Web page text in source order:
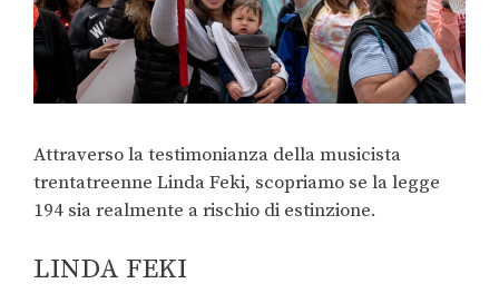
Attraverso la testimonianza della musicista
trentatreenne Linda Feki, scopriamo se la legge
194 sia realmente a rischio di estinzione.
LINDA FEKI